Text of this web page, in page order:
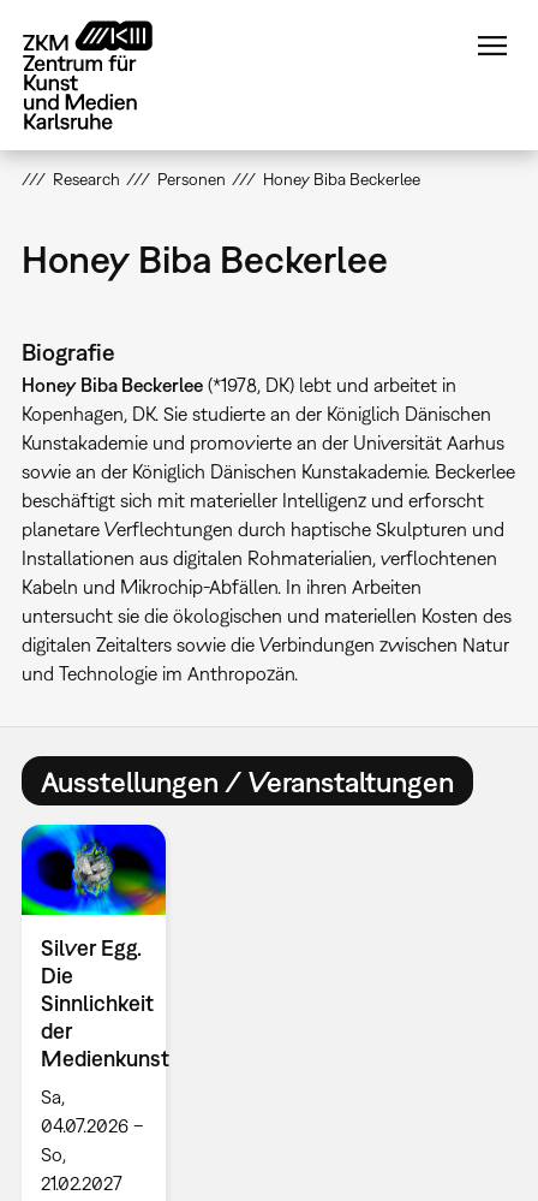
zum
Inhalt
Research Personen Honey Biba Beckerlee
Honey Biba Beckerlee
Biografie
Honey Biba Beckerlee(*1978, DK) lebt und arbeitet in
Kopenhagen, DK. Sie studierte an der Königlich Dänischen
Kunstakademie und promovierte an der Universität Aarhus
sowie an der Königlich Dänischen Kunstakademie. Beckerlee
beschäftigt sich mit materieller Intelligenz und erforscht
planetare Verflechtungen durch haptische Skulpturen und
Installationen aus digitalen Rohmaterialien, verflochtenen
Kabeln und Mikrochip-Abfällen. In ihren Arbeiten
untersucht sie die ökologischen und materiellen Kosten des
digitalen Zeitalters sowie die Verbindungen zwischen Natur
und Technologie im Anthropozän.
Ausstellungen / Veranstaltungen
Silver Egg.
Die
Sinnlichkeit
der
Medienkunst
Sa,
04.07.2026 –
So,
21.02.2027